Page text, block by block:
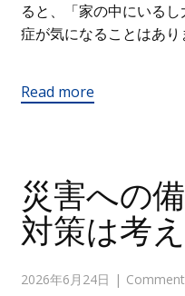
ると、「家の中にいる
症が気になることはあ
Read more
災害への
対策は考
2026年6月24日